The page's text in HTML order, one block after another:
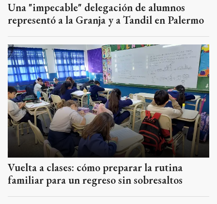
Una "impecable" delegación de alumnos
representó a la Granja y a Tandil en Palermo
Vuelta a clases: cómo preparar la rutina
familiar para un regreso sin sobresaltos